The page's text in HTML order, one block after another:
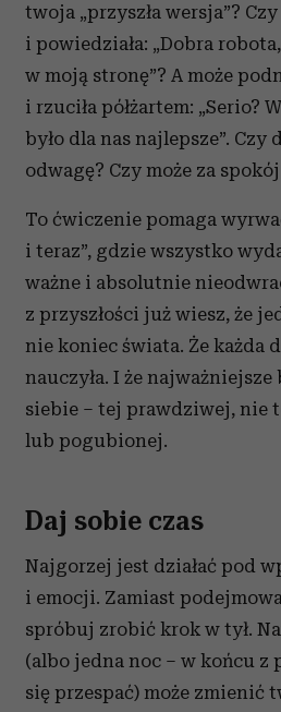
twoja „przyszła wersja”?
i powiedziała: „Dobra
w moją stronę”? A może
i rzuciła półżartem: „Serio?
było dla nas najlepsze”. Czy
odwagę? Czy może za
To ćwiczenie pomaga
i teraz”, gdzie wszystko
ważne i absolutnie
z przyszłości już wiesz, że
nie koniec świata. Że każda
nauczyła. I że najważniejsze
siebie – tej prawdziwej, nie
lub pogubionej.
Daj sobie czas
Najgorzej jest działać pod
i emocji. Zamiast
spróbuj zrobić krok w tył.
(albo jedna noc – w końcu z
się przespać) może zmienić